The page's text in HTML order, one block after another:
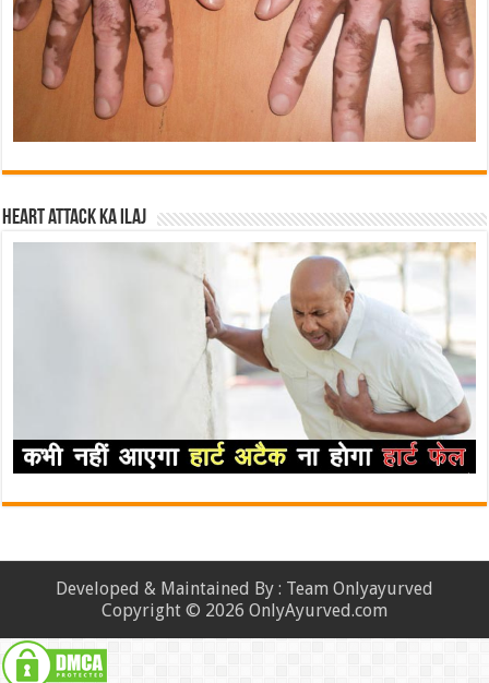
Heart attack ka ilaj
Developed & Maintained By : Team Onlyayurved
Copyright © 2026 OnlyAyurved.com